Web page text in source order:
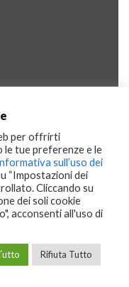
per offrirti
le tue preferenze e le
sull’uso dei
“Impostazioni dei
Cliccando su
dei soli cookie
acconsenti all'uso di
Rifiuta Tutto